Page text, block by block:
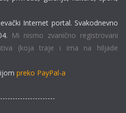
Internet portal. Svakodnevno
Mi nismo zvanično registrovani
(koja traje i ima na hiljade
preko PayPal-a